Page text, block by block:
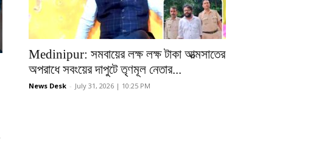
Medinipur: সমবায়ের লক্ষ লক্ষ টাকা আত্মসাতের
অপরাধে সবংয়ের দাপুটে তৃণমূল নেতার...
News Desk - July 31, 2026 | 10:25 PM